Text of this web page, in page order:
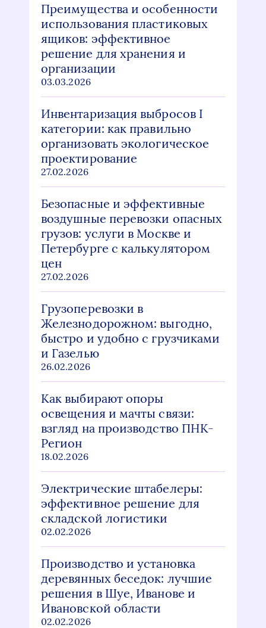
Преимущества и особенности
использования пластиковых
ящиков: эффективное
решение для хранения и
организации
03.03.2026
Инвентаризация выбросов I
категории: как правильно
организовать экологическое
проектирование
27.02.2026
Безопасные и эффективные
воздушные перевозки опасных
грузов: услуги в Москве и
Петербурге с калькулятором
цен
27.02.2026
Грузоперевозки в
Железнодорожном: выгодно,
быстро и удобно с грузчиками
и Газелью
26.02.2026
Как выбирают опоры
освещения и мачты связи:
взгляд на производство ПНК-
Регион
18.02.2026
Электрические штабелеры:
эффективное решение для
складской логистики
02.02.2026
Производство и установка
деревянных беседок: лучшие
решения в Шуе, Иванове и
Ивановской области
02.02.2026